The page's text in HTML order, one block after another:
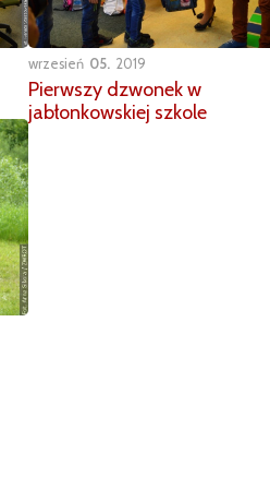
wrzesień 05 2019
Pierwszy dzwonek w
jabłonkowskiej szkole